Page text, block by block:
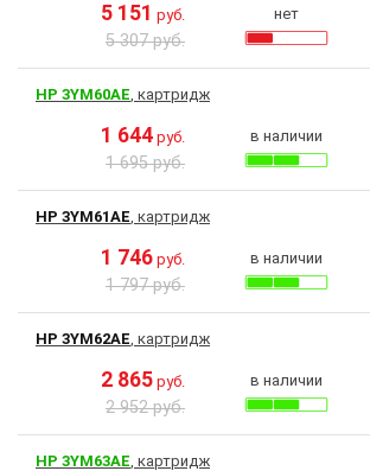
5 151 руб.
5 307 руб.
нет
HP 3YM60AE, картридж
1 644 руб.
1 695 руб.
в наличии
HP 3YM61AE, картридж
1 746 руб.
1 797 руб.
в наличии
HP 3YM62AE, картридж
2 865 руб.
2 952 руб.
в наличии
HP 3YM63AE, картридж